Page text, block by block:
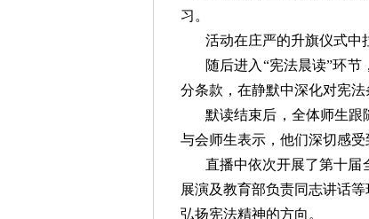
习。
活动在庄严的升旗仪式中
随后进入“宪法晨读”环
分条款，在静默中深化对宪法
默读结束后，全体师生跟
与会师生表示，他们深切感
直播中依次开展了第十届
展演及教育部负责同志讲话
弘扬宪法精神的方向。